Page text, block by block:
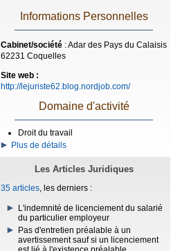
Informations Personnelles
Cabinet/société : Adar des Pays du Calaisis
62231 Coquelles
Site web :
http://lejuriste62.blog.nordjob.com/
Domaine d'activité
Droit du travail
Plus de détails
Les Articles Juridiques
35 articles, les derniers :
L'indemnité de licenciement du salarié
du particulier employeur
Pas d'entretien préalable à un
avertissement sauf si un licenciement